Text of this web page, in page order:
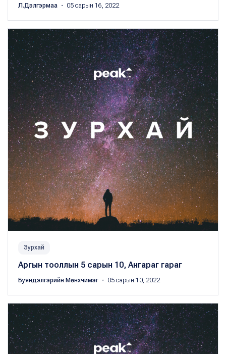
Л.Дэлгэрмаа ・ 05 сарын 16, 2022
Зурхай
Аргын тооллын 5 сарын 10, Ангараг гараг
Буяндэлгэрийн Мөнхчимэг ・ 05 сарын 10, 2022